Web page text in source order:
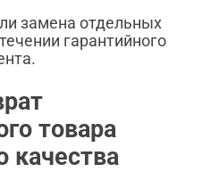
замена отдельных
гарантийного
товара
качества